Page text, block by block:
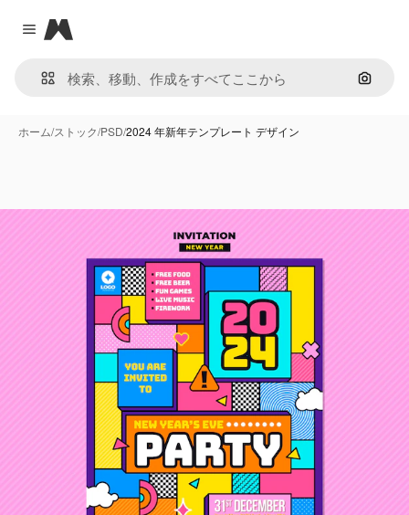
Close menu
Magnific
画像で
ホーム/ストック/PSD/2024 年新年テンプレート デザイン